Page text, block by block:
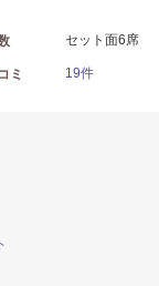
セット面6席
ミ 19件